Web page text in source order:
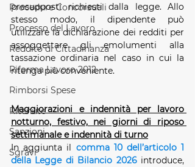
Procedure Concorsuali
Processo del Lavoro
Reddito di Cittadinanza
Riforma Lavoro 2012
Rimborsi Spese
Ritenute
Sanzioni
Sgravi
presupposti richiesti dalla legge. Allo
stesso modo, il dipendente può
utilizzare la dichiarazione dei redditi per
assoggettare gli emolumenti alla
tassazione ordinaria nel caso in cui la
ritenga più conveniente.
Maggiorazioni e indennità per lavoro
notturno, festivo, nei giorni di riposo
settimanale e indennità di turno
In aggiunta il comma 10 dell’articolo 1
della Legge di Bilancio 2026 introduce,